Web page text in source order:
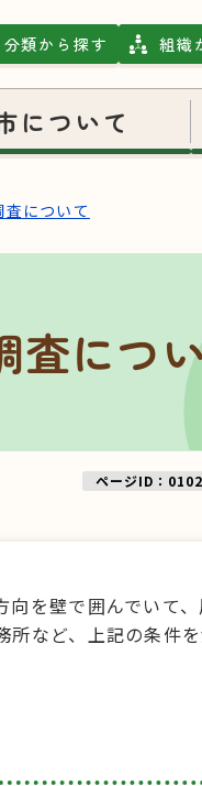
分類から探す 組織
について
について
査につ
ページID：
を壁で囲んでいて
など、上記の条件